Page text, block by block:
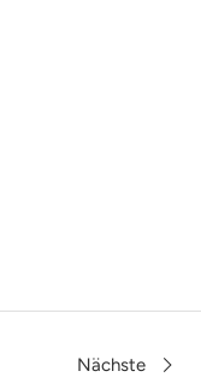
Nächste